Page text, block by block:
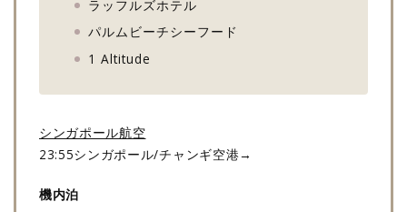
ラッフルズホテル
パルムビーチシーフード
1 Altitude
シンガポール航空
23:55シンガポール/チャンギ空港→
機内泊